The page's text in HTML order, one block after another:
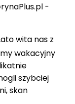
-
wita nas z
wakacyjny
szybciej
skan